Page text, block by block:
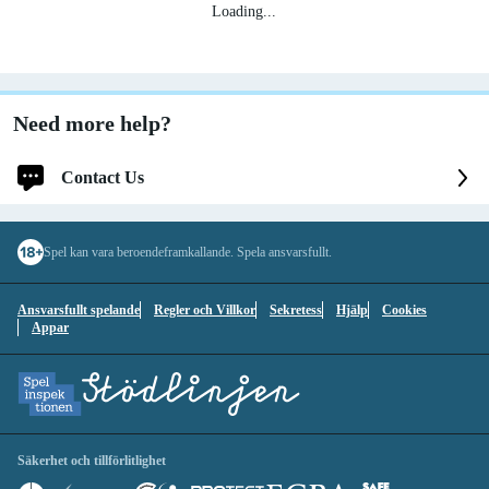
Loading...
Need more help?
Contact Us
You'll be logged into your account.
Continue without logging in
1 Contact Options
Spel kan vara beroendeframkallande. Spela ansvarsfullt.
Ansvarsfullt spelande Regler och Villkor Sekretess Hjälp
Cookies
Appar
Säkerhet och tillförlitlighet